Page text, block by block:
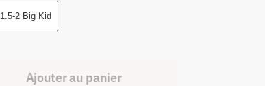
1.5-2 Big Kid
Ajouter au panier